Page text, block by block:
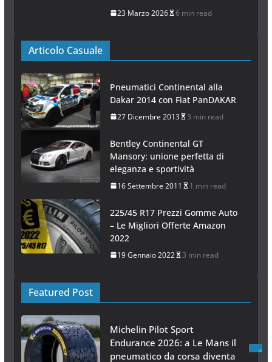
23 Marzo 2026 6 min read
Articolo Casuale
Pneumatici Continental alla
Dakar 2014 con Fiat PanDAKAR
27 Dicembre 2013 3 min read
Bentley Continental GT
Mansory: unione perfetta di
eleganza e sportività
16 Settembre 2011 1 min read
225/45 R17 Prezzi Gomme Auto
– Le Migliori Offerte Amazon
2022
19 Gennaio 2022 3 min read
Featured Post
Michelin Pilot Sport
Endurance 2026: a Le Mans il
pneumatico da corsa diventa